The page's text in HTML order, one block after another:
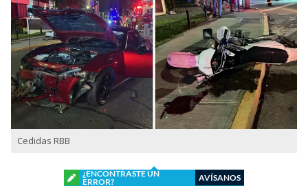
Cedidas RBB
¿ENCONTRASTE UN
ERROR?
AVÍSANOS